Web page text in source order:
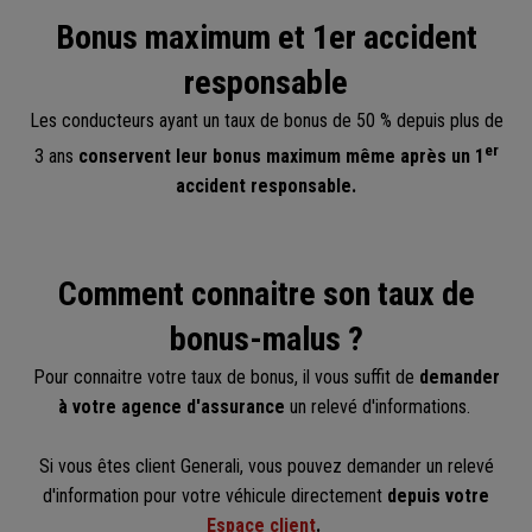
Bonus maximum et 1er accident
responsable
Les conducteurs ayant un taux de bonus de 50 % depuis plus de
3 ans conservent leur bonus maximum même après un 1 er
accident responsable.
Comment connaitre son taux de
bonus-malus ?
Pour connaitre votre taux de bonus, il vous suffit de demander
à votre agence d'assurance un relevé d'informations.
Si vous êtes client Generali, vous pouvez demander un relevé
d'information pour votre véhicule directement depuis votre
Espace client.